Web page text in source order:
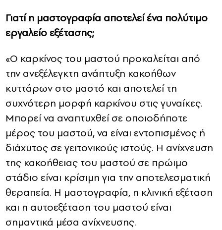
Γιατί η μαστογραφία αποτελεί ένα πολύτιμο
εργαλείο εξέτασης;
«Ο καρκίνος του μαστού προκαλείται από
την ανεξέλεγκτη ανάπτυξη κακοήθων
κυττάρων στο μαστό και αποτελεί τη
συχνότερη μορφή καρκίνου στις γυναίκες.
Μπορεί να αναπτυχθεί σε οποιοδήποτε
μέρος του μαστού, να είναι εντοπισμένος ή
διάχυτος σε γειτονικούς ιστούς. Η ανίχνευση
της κακοήθειας του μαστού σε πρώιμο
στάδιο είναι κρίσιμη για την αποτελεσματική
θεραπεία. Η μαστογραφία, η κλινική εξέταση
και η αυτοεξέταση του μαστού είναι
σημαντικά μέσα ανίχνευσης.